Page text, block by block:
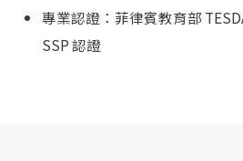
專業認證：菲律賓教育部
SSP 認證